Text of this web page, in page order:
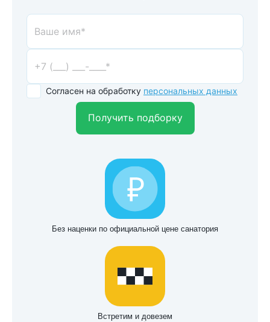
Согласен на обработку персональных данных
Получить подборку
Без наценки по официальной цене санатория
Встретим и довезем